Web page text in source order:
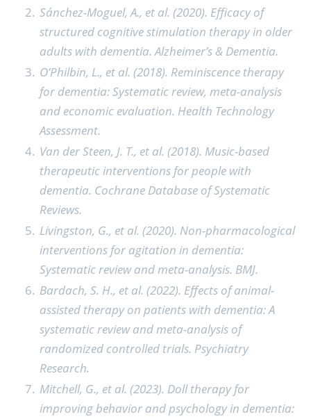
Sánchez-Moguel, A., et al. (2020). Efficacy of
structured cognitive stimulation therapy in older
adults with dementia. Alzheimer’s & Dementia.
O’Philbin, L., et al. (2018). Reminiscence therapy
for dementia: Systematic review, meta-analysis
and economic evaluation. Health Technology
Assessment.
Van der Steen, J. T., et al. (2018). Music-based
therapeutic interventions for people with
dementia. Cochrane Database of Systematic
Reviews.
Livingston, G., et al. (2020). Non-pharmacological
interventions for agitation in dementia:
Systematic review and meta-analysis. BMJ.
Bardach, S. H., et al. (2022). Effects of animal-
assisted therapy on patients with dementia: A
systematic review and meta-analysis of
randomized controlled trials. Psychiatry
Research.
Mitchell, G., et al. (2023). Doll therapy for
improving behavior and psychology in dementia: